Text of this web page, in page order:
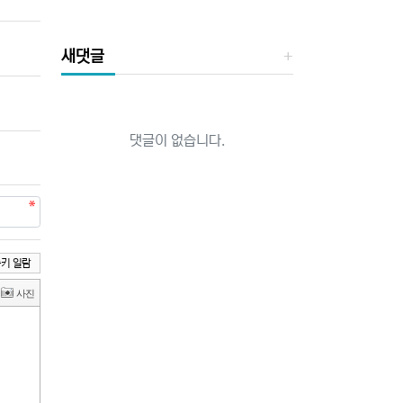
일람
새댓글
댓글이 없습니다.